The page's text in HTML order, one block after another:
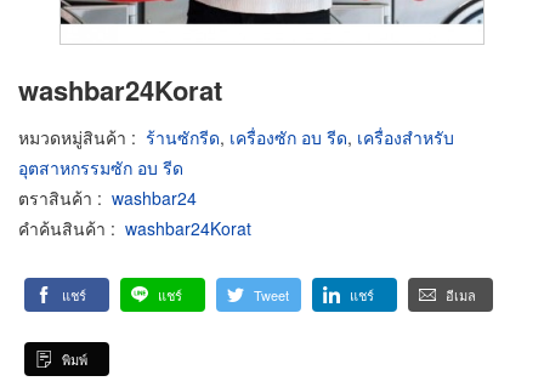
washbar24Korat
หมวดหมู่สินค้า : ร้านซักรีด, เครื่องซัก อบ รีด, เครื่องสำหรับ
อุตสาหกรรมซัก อบ รีด
ตราสินค้า : washbar24
คำค้นสินค้า : washbar24Korat
แชร์ แชร์ Tweet แชร์ อีเมล
พิมพ์